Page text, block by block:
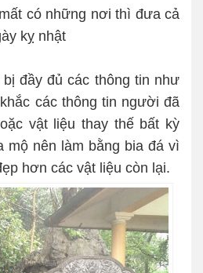
có những nơi thì đưa cả
kỵ nhật
đầy đủ các thông tin như
các thông tin người đã
vật liệu thay thế bất kỳ
mộ nên làm bằng bia đá vì
hơn các vật liệu còn lại.